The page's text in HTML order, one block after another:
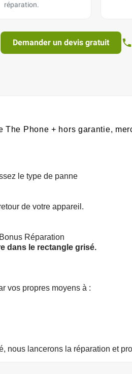
réparation.
Demander un devis gratuit
Phone + hors garantie,
le type de panne
de votre appareil.
Réparation
dans le rectangle grisé.
vos propres moyens à :
nous lancerons la réparation et